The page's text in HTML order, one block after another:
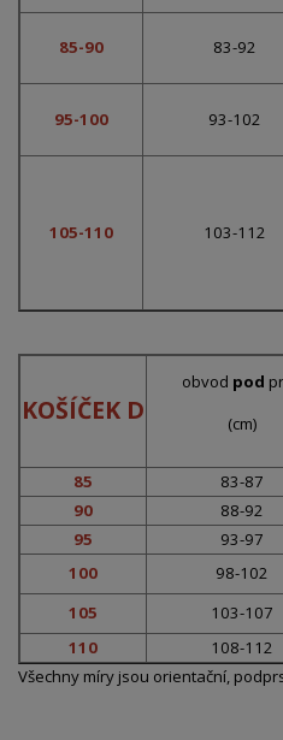
85-90 83-92
95-100 93-102
105-110 103-112
KOŠÍČEK D
obvod pod
(cm)
85 83-87
90
88-92
95
93-97
100
98-102
105
103-107
110
108-112
Všechny míry jsou orientační,